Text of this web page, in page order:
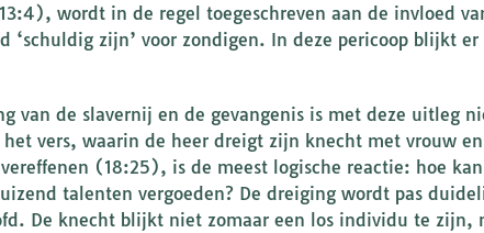
wordt in de regel toegeschreven aan de invloed
‘schuldig zijn’ voor zondigen. In deze pericoop blijkt
van de slavernij en de gevangenis is met deze uitleg
het vers, waarin de heer dreigt zijn knecht met vrouw
(18:25), is de meest logische reactie: hoe
talenten vergoeden? De dreiging wordt pas
De knecht blijkt niet zomaar een los individu te